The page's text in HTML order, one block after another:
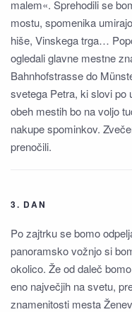
malem«. Sprehodili se
mostu, spomenika
hiše, Vinskega trga…
ogledali glavne mestne
Bahnhofstrasse do
svetega Petra, ki slovi
obeh mestih bo na voljo
nakupe spominkov.
prenočili.
3. DAN
Po zajtrku se bomo
panoramsko vožnjo si
okolico. Že od daleč
eno največjih na svetu,
znamenitosti mesta